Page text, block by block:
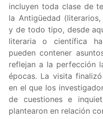
incluyen toda clase de
la Antigüedad
y de todo tipo, desde
literaria o científica
pueden contener
reflejan a la perfección
épocas. La visita
en el que los
de cuestiones e
plantearon en relación